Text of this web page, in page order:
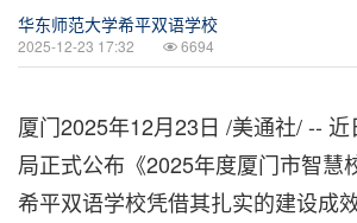
华东师范大学希平双语学校
2025-12-23 17:32 6694
厦门2025年12月23日 /美通社/ --
局正式公布《2025年度厦门市智慧
希平双语学校凭借其扎实的建设成